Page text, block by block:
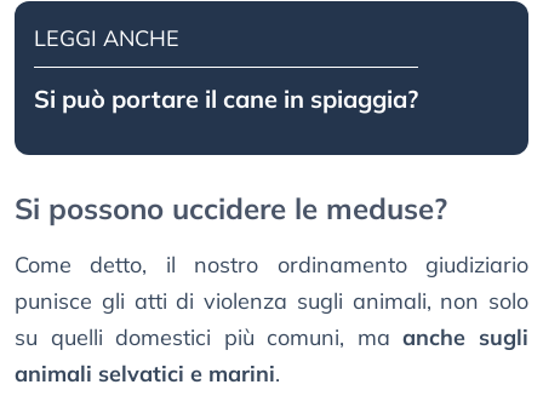
LEGGI ANCHE
Si può portare il cane in spiaggia?
Si possono uccidere le meduse?
Come detto, il nostro ordinamento giudiziario
punisce gli atti di violenza sugli animali, non solo
su quelli domestici più comuni, maanche sugli
animali selvatici e marini.